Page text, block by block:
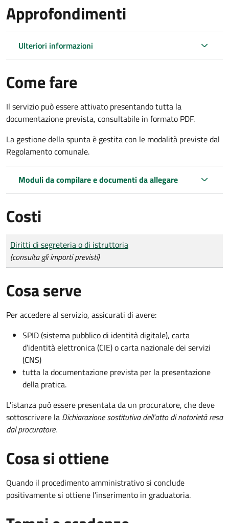
Approfondimenti
Ulteriori informazioni
Come fare
Il servizio può essere attivato presentando tutta la
documentazione prevista, consultabile in formato PDF.
La gestione della spunta è gestita con le modalità previste dal
Regolamento comunale.
Moduli da compilare e documenti da allegare
Costi
Tipo di pagamento
Importo
Diritti di segreteria o di istruttoria
(consulta gli importi previsti)
Cosa serve
Per accedere al servizio, assicurati di avere:
SPID (sistema pubblico di identità digitale), carta
d’identità elettronica (CIE) o carta nazionale dei servizi
(CNS)
tutta la documentazione prevista per la presentazione
della pratica.
L'istanza può essere presentata da un procuratore, che deve
sottoscrivere la Dichiarazione sostitutiva dell'atto di notorietà resa
dal procuratore.
Cosa si ottiene
Quando il procedimento amministrativo si conclude
positivamente si ottiene l'inserimento in graduatoria.